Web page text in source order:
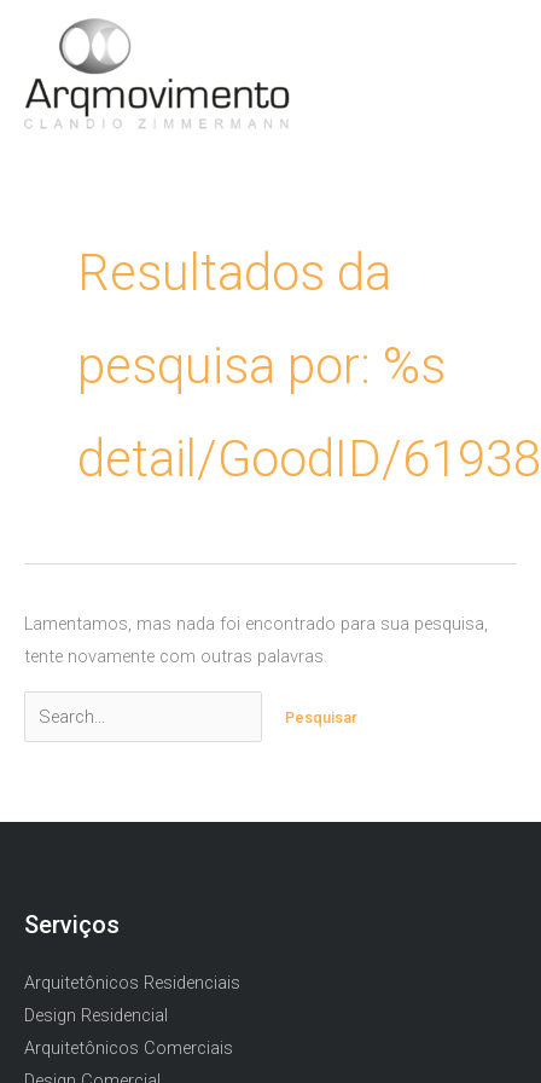
conteúdo
Resultados da
pesquisa por: %s
detail/GoodID/
Lamentamos, mas nada foi encontrado para sua pesquisa,
tente novamente com outras palavras.
Pesquisar
por:
Serviços
Arquitetônicos Residenciais
Design Residencial
Arquitetônicos Comerciais